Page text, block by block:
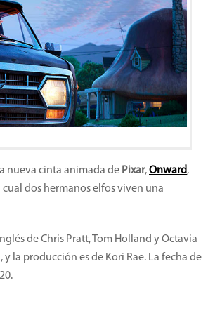
nueva cinta animada de Pixar,Onward,
dos hermanos elfos viven una
de Chris Pratt, Tom Holland y Octavia
la producción es de Kori Rae. La fecha de